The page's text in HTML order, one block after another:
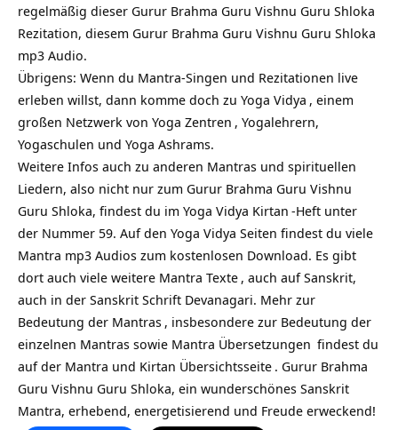
regelmäßig dieser Gurur Brahma Guru Vishnu Guru Shloka
Rezitation, diesem Gurur Brahma Guru Vishnu Guru Shloka
mp3 Audio.
Übrigens: Wenn du Mantra-Singen und Rezitationen live
erleben willst, dann komme doch zu Yoga Vidya , einem
großen Netzwerk von Yoga Zentren , Yogalehrern,
Yogaschulen und Yoga Ashrams.
Weitere Infos auch zu anderen Mantras und spirituellen
Liedern, also nicht nur zum Gurur Brahma Guru Vishnu
Guru Shloka, findest du im Yoga Vidya Kirtan -Heft unter
der Nummer 59. Auf den Yoga Vidya Seiten findest du viele
Mantra mp3 Audios zum kostenlosen Download. Es gibt
dort auch viele weitere Mantra Texte , auch auf Sanskrit,
auch in der Sanskrit Schrift Devanagari. Mehr zur
Bedeutung der Mantras , insbesondere zur Bedeutung der
einzelnen Mantras sowie Mantra Übersetzungen findest du
aufder Mantra und Kirtan Übersichtsseite . Gurur Brahma
Guru Vishnu Guru Shloka, ein wunderschönes Sanskrit
Mantra, erhebend, energetisierend und Freude erweckend!